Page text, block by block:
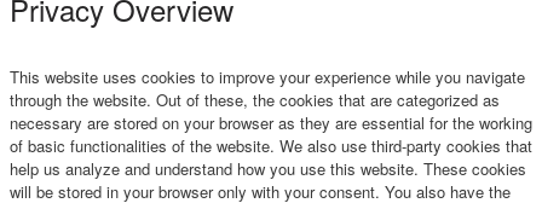
Privacy Overview
This website uses cookies to improve your experience while you navigate
through the website. Out of these, the cookies that are categorized as
necessary are stored on your browser as they are essential for the working
of basic functionalities of the website. We also use third-party cookies that
help us analyze and understand how you use this website. These cookies
will be stored in your browser only with your consent. You also have the